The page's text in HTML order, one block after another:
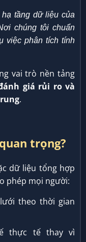
hạ tầng dữ liệu của
chúng tôi chuẩn
việc phân tích tính
vai trò nền tảng
giá rủi ro và
.
trọng?
dữ liệu tổng hợp
phép mọi người:
theo thời gian
thực tế thay vì